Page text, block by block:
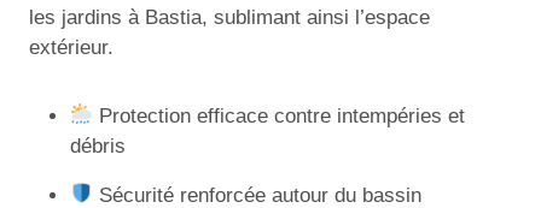
les jardins à Bastia, sublimant ainsi l’espace
extérieur.
Protection efficace contre intempéries et
débris
Sécurité renforcée autour du bassin